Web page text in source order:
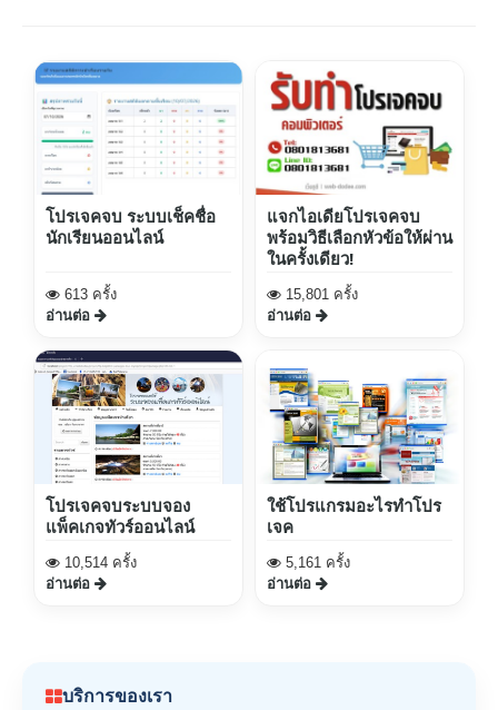
บริการของเรา
โปรเจคจบ ระบบเช็คชื่อ
นักเรียนออนไลน์
613 ครั้ง
อ่านต่อ
แจกไอเดียโปรเจคจบ
พร้อมวิธีเลือกหัวข้อให้ผ่าน
ในครั้งเดียว!
15,801 ครั้ง
อ่านต่อ
โปรเจคจบระบบจอง
แพ็คเกจทัวร์ออนไลน์
10,514 ครั้ง
อ่านต่อ
ใช้โปรแกรมอะไรทำโปร
เจค
5,161 ครั้ง
อ่านต่อ